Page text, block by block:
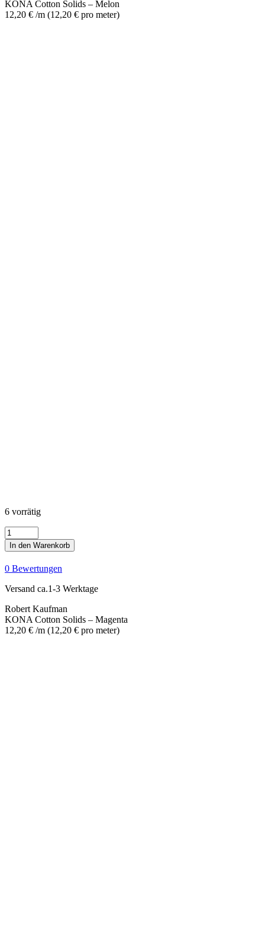
KONA Cotton Solids – Melon
12,20 € /m (12,20 € pro meter)
6 vorrätig
KONA
Cotton
Solids
-
Magenta
Menge
In den Warenkorb
0 Bewertungen
Versand ca.1-3 Werktage
Robert Kaufman
KONA Cotton Solids – Magenta
12,20 € /m (12,20 € pro meter)